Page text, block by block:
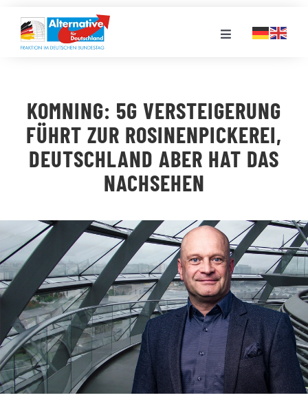
Inhalt
springen
Toggle
LANDESGRUPPEN
VERANSTALTUNGEN
STELLENPORTAL
MEDIATHEK
KOMNING: 5G VERSTEIGERUNG
FÜHRT ZUR ROSINENPICKEREI,
DEUTSCHLAND ABER HAT DAS
NACHSEHEN